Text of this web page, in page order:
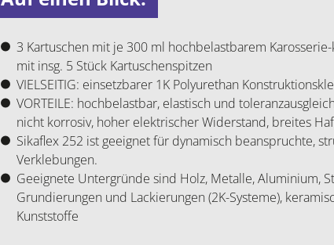
3 Kartuschen mit je 300 ml hochbelastbarem
mit insg. 5 Stück Kartuschenspitzen
VIELSEITIG: einsetzbarer 1K Polyurethan
VORTEILE: hochbelastbar, elastisch und
nicht korrosiv, hoher elektrischer Widerstand, breites
Sikaflex 252 ist geeignet für dynamisch beanspruchte,
Verklebungen.
Geeignete Untergründe sind Holz, Metalle, Aluminium,
Grundierungen und Lackierungen (2K-Systeme),
Kunststoffe